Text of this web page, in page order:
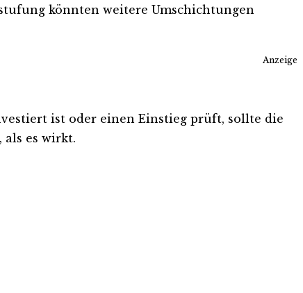
könnten weitere Umschichtungen
Anzeige
ist oder einen Einstieg prüft, sollte die
als es wirkt.